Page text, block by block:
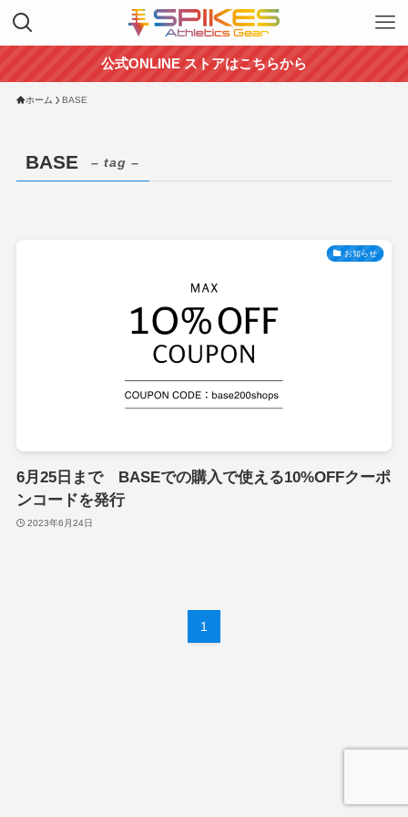
公式ONLINE ストアはこちらから
ホーム BASE
BASE – tag –
お知らせ
6月25日まで BASEでの購入で使える10%OFFクーポ
ンコードを発行
2023年6月24日
1